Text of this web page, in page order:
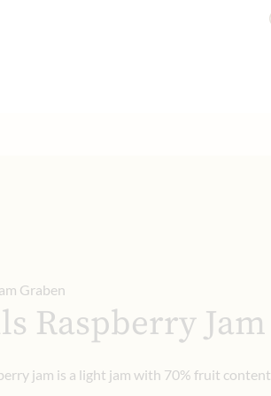
Graben
Raspberry Jam
jam is a light jam with 70% fruit content.